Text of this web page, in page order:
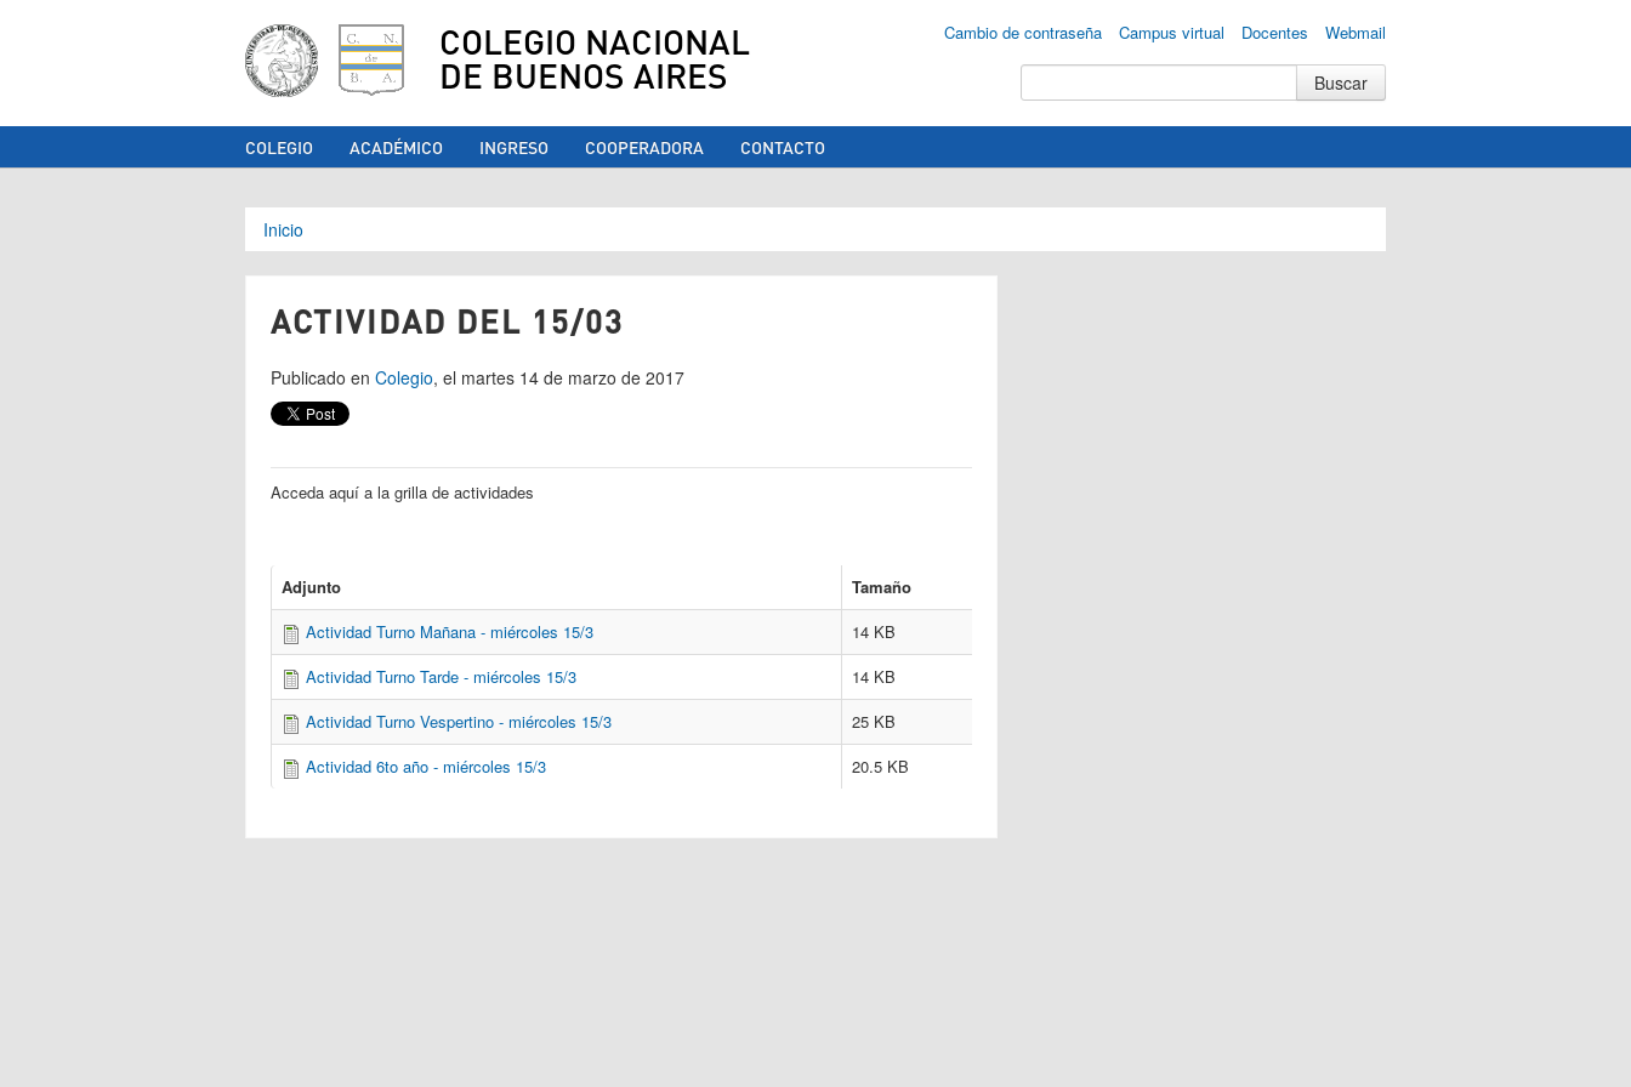
COLEGIO NACIONAL
DE BUENOS AIRES
Cambio de contraseña Campus virtual Docentes Webmail
COLEGIO ACADÉMICO INGRESO COOPERADORA CONTACTO
Se encuentra usted aquí
Inicio
ACTIVIDAD DEL 15/03
Publicado en Colegio, el martes 14 de marzo de 2017
Acceda aquí a la grilla de actividades
Adjunto
Tamaño
Actividad Turno Mañana - miércoles 15/3
14 KB
Actividad Turno Tarde - miércoles 15/3
14 KB
Actividad Turno Vespertino - miércoles 15/3
25 KB
Actividad 6to año - miércoles 15/3
20.5 KB